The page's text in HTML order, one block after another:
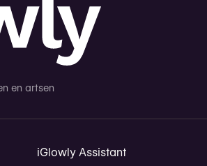
en artsen
iGlowly Assistant